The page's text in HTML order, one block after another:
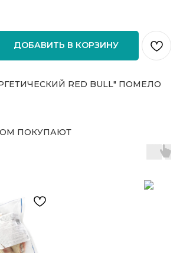
ДОБАВИТЬ В КОРЗИНУ
RED BULL" ПОМЕЛО
ПОКУПАЮТ